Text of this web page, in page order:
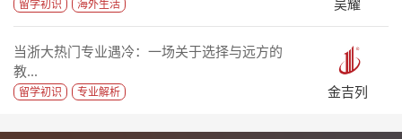
留学初识 海外生活 吴耀
当浙大热门专业遇冷：一场关于选择与远方的
教...
留学初识 专业解析 金吉列